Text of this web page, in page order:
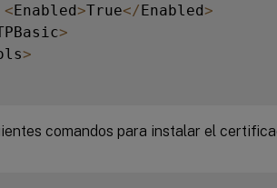
<Enabled>True</Enabled>
>
>
comandos para instalar el